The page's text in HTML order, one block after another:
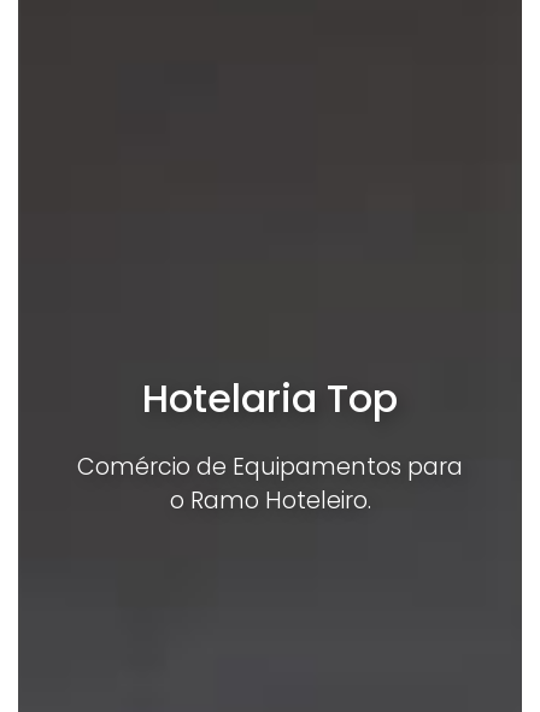
Hotelaria Top
Comércio de Equipamentos para
o Ramo Hoteleiro.